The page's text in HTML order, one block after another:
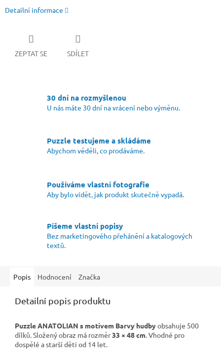
Detailní informace
ZEPTAT SE SDÍLET
30 dní na rozmyšlenou
U nás máte 30 dní na vrácení nebo výměnu.
Puzzle testujeme a skládáme
Abychom věděli, co prodáváme.
Používáme vlastní fotografie
Aby bylo vidět, jak produkt skutečně vypadá.
Píšeme vlastní popisy
Bez marketingového přehánění a katalogových
textů.
Popis Hodnocení Značka
Detailní popis produktu
Puzzle ANATOLIAN s motivem Barvy hudbyobsahuje 500
dílků. Složený obraz má rozměr33 × 48 cm. Vhodné pro
dospělé a starší děti od 14 let.